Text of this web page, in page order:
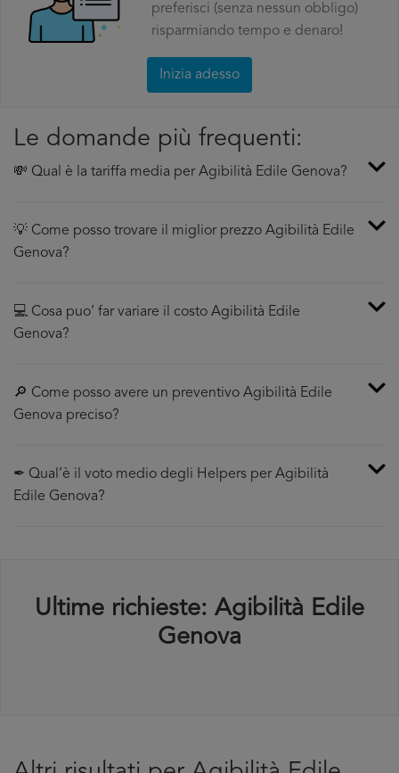
preferisci (senza nessun obbligo)
risparmiando tempo e denaro!
Inizia adesso
Le domande più frequenti:
💸 Qual è la tariffa media per Agibilità Edile Genova?
💡 Come posso trovare il miglior prezzo Agibilità Edile
Genova?
💻 Cosa puo’ far variare il costo Agibilità Edile
Genova?
🔎 Come posso avere un preventivo Agibilità Edile
Genova preciso?
✒ Qual’è il voto medio degli Helpers per Agibilità
Edile Genova?
Ultime richieste: Agibilità Edile
Genova